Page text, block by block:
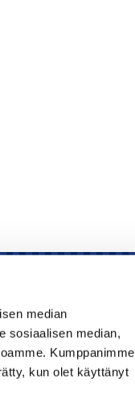
median
sosiaalisen median,
Kumppanimme
kun olet käyttänyt